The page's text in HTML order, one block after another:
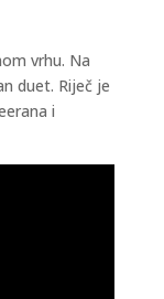
vrhu. Na
duet. Riječ je
i